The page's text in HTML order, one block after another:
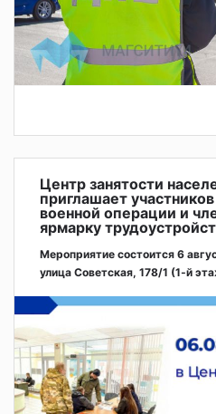
Центр занятости
приглашает
военной операции и
ярмарку
Мероприятие состоится 6
улица Советская, 178/1 (1‑й